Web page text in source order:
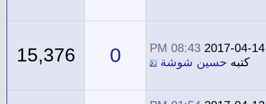
2017-04-14
08:43 PM
كتبه حسين شوشة 0
15,376